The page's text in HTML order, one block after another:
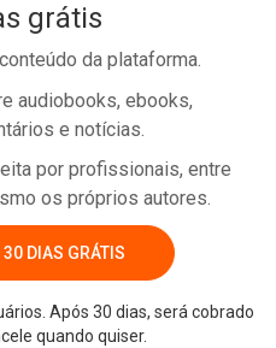
livro nos desafiam a
a rota”, de modo que
generosidade, respeito,
que promova a cura para
estamos vivenciando.
grátis
da plataforma.
audiobooks, ebooks,
e notícias.
por profissionais, entre
os próprios autores.
DIAS GRÁTIS
Após 30 dias, será cobrado
quando quiser.
Twitter E-mail